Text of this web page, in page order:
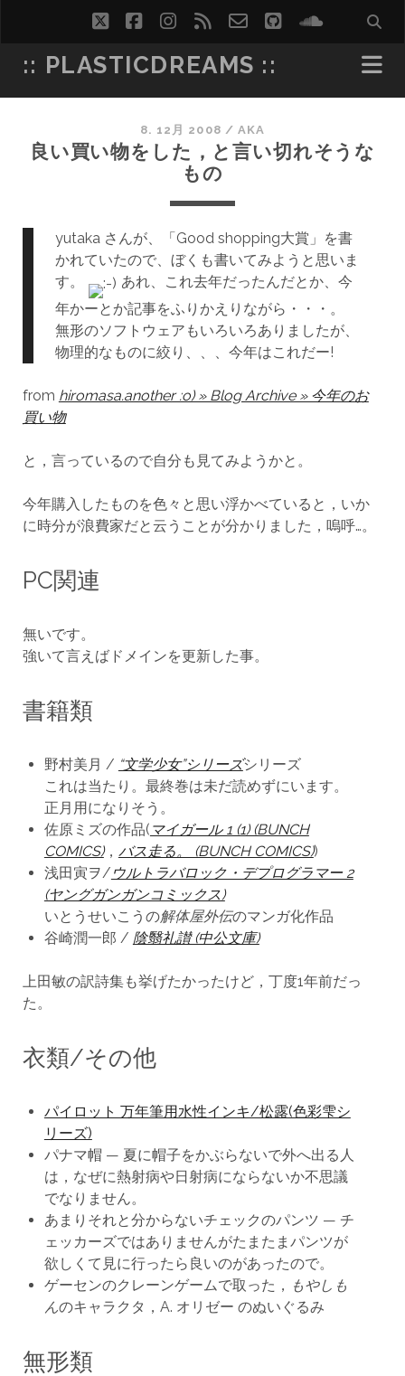
twitterfacebookinstagram
rss email-
form
github
:: PLASTICDREAMS ::
8. 12月 2008 / AKA
良い買い物をした，と言い切れそうな
もの
yutaka さんが、「Good shopping大賞」を書
かれていたので、ぼくも書いてみようと思いま
す。
あれ、これ去年だったんだとか、今
年かーとか記事をふりかえりながら・・・。
無形のソフトウェアもいろいろありましたが、
物理的なものに絞り、、、今年はこれだー!
from hiromasa.another :o) » Blog Archive » 今年のお
買い物
と，言っているので自分も見てみようかと。
今年購入したものを色々と思い浮かべていると，いか
に時分が浪費家だと云うことが分かりました，嗚呼…。
PC関連
無いです。
強いて言えばドメインを更新した事。
書籍類
野村美月 / “文学少女”シリーズシリーズ
これは当たり。最終巻は未だ読めずにいます。
正月用になりそう。
佐原ミズの作品( マイガール 1 (1) (BUNCH
COMICS)， バス走る。 (BUNCH COMICS))
浅田寅ヲ/ ウルトラバロック・デプログラマー 2
(ヤングガンガンコミックス)
いとうせいこうの解体屋外伝のマンガ化作品
谷崎潤一郎 / 陰翳礼讃 (中公文庫)
上田敏の訳詩集も挙げたかったけど，丁度1年前だっ
た。
衣類/その他
パイロット 万年筆用水性インキ/松露(色彩雫シ
リーズ)
パナマ帽 — 夏に帽子をかぶらないで外へ出る人
は，なぜに熱射病や日射病にならないか不思議
でなりません。
あまりそれと分からないチェックのパンツ — チ
ェッカーズではありませんがたまたまパンツが
欲しくて見に行ったら良いのがあったので。
ゲーセンのクレーンゲームで取った， もやしも
んのキャラクタ，A. オリゼー のぬいぐるみ
無形類